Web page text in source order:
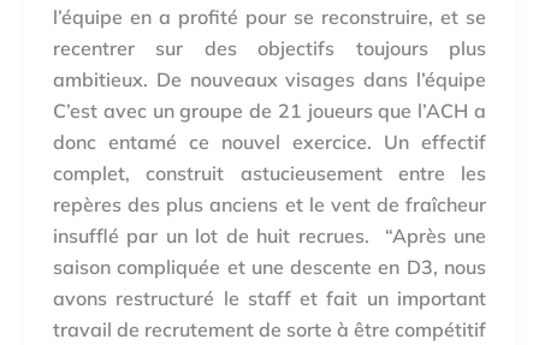
l’équipe en a profité pour se reconstruire, et se
recentrer sur des objectifs toujours plus
ambitieux. De nouveaux visages dans l’équipe
C’est avec un groupe de 21 joueurs que l’ACH a
donc entamé ce nouvel exercice. Un effectif
complet, construit astucieusement entre les
repères des plus anciens et le vent de fraîcheur
insufflé par un lot de huit recrues. “Après une
saison compliquée et une descente en D3, nous
avons restructuré le staff et fait un important
travail de recrutement de sorte à être compétitif